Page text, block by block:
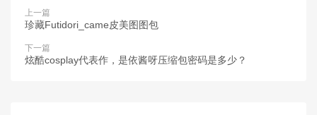
上一篇
珍藏Futidori_came皮美图图包
下一篇
炫酷cosplay代表作，是依酱呀压缩包密码是多少？